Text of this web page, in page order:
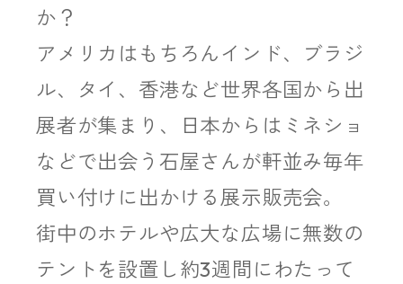
か？
アメリカはもちろんインド、ブラジ
ル、タイ、香港など世界各国から出
展者が集まり、日本からはミネショ
などで出会う石屋さんが軒並み毎年
買い付けに出かける展示販売会。
街中のホテルや広大な広場に無数の
テントを設置し約3週間にわたって